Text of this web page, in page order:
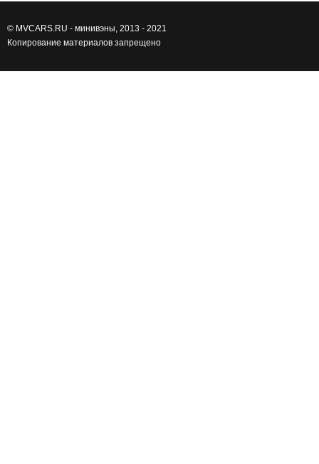
© MVCARS.RU - минивэны, 2013 - 2021
Копирование материалов запрещено